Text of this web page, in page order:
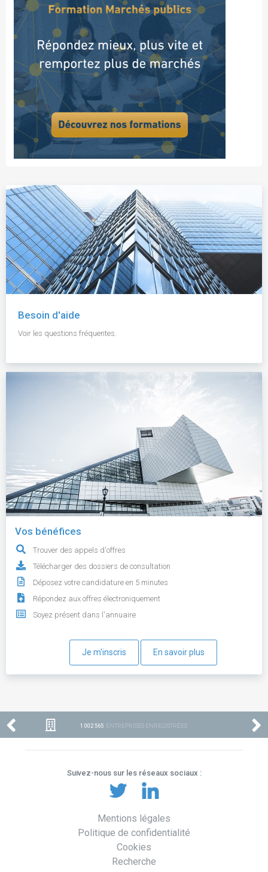
Besoin d'aide
Voir les questions fréquentes.
Vos bénéfices
Trouver des appels d'offres
Télécharger des dossiers de consultation
Déposez votre candidature en 5 minutes
Répondez aux offres électroniquement
Soyez présent dans l'annuaire
Je m'inscris En savoir plus
1 002 565 ENTREPRISES ENREGISTRÉES
Suivez-nous sur les réseaux sociaux :
Mentions légales
Politique de confidentialité
Cookies
Recherche